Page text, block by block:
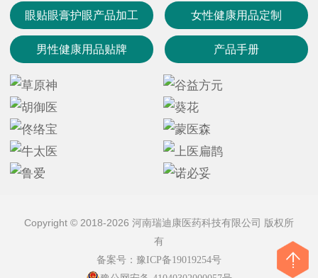
眼贴眼膏护眼产品加工 女性健康用品定制
男性健康用品贴牌 产品手册
Copyright © 2018-2026 河南瑞迪康医药科技有限公司 版权所
有
备案号： 豫ICP备19019254号